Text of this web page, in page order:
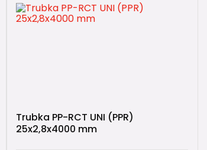
potrubí SN 4itrubky SN 8, funguje i
Trubka PP-RCT UNI (PPR)
25x2,8x4000 mm